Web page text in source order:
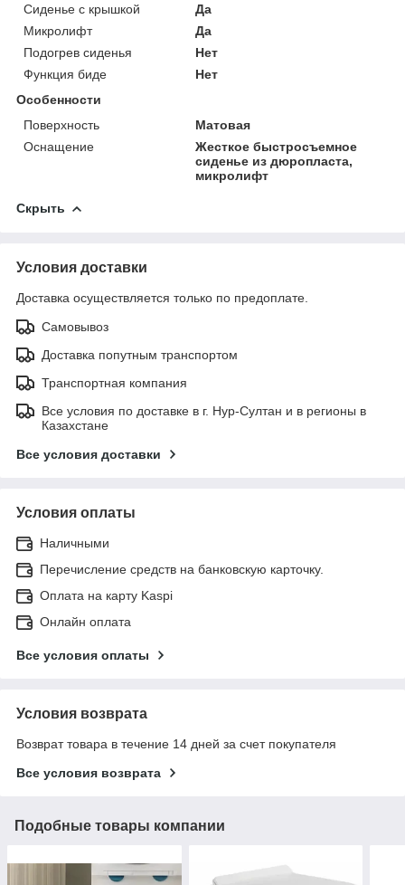
Сиденье с крышкой
Да
Микролифт
Да
Подогрев сиденья
Нет
Функция биде
Нет
Особенности
Поверхность
Матовая
Оснащение
Жесткое быстросъемное
сиденье из дюропласта,
микролифт
Скрыть
Условия доставки
Доставка осуществляется только по предоплате.
Самовывоз
Доставка попутным транспортом
Транспортная компания
Все условия по доставке в г. Нур-Султан и в регионы в
Казахстане
Все условия доставки
Условия оплаты
Наличными
Перечисление средств на банковскую карточку.
Оплата на карту Kaspi
Онлайн оплата
Все условия оплаты
Условия возврата
Возврат товара в течение 14 дней за счет покупателя
Все условия возврата
Подобные товары компании